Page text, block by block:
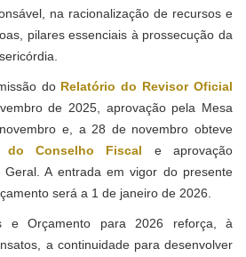
na racionalização de recursos e
pilares essenciais à prossecução da
do Relatório do Revisor Oficial
de 2025, aprovação pela Mesa
e, a 28 de novembro obteve
do Conselho Fiscal e aprovação
Geral. A entrada em vigor do presente
será a 1 de janeiro de 2026.
e Orçamento para 2026 reforça, à
a continuidade para desenvolver